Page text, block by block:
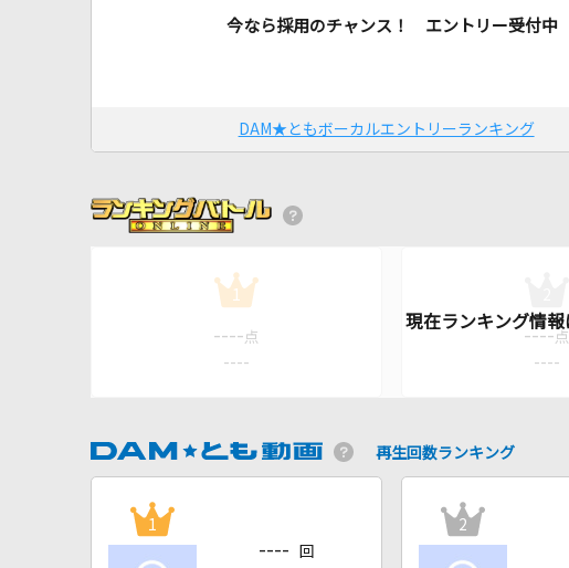
今なら採用のチャンス！ エントリー受付中
DAM★ともボーカルエントリーランキング
1
---- 点
----
---- 点
----
再生回数ランキング
1
---- 回
2